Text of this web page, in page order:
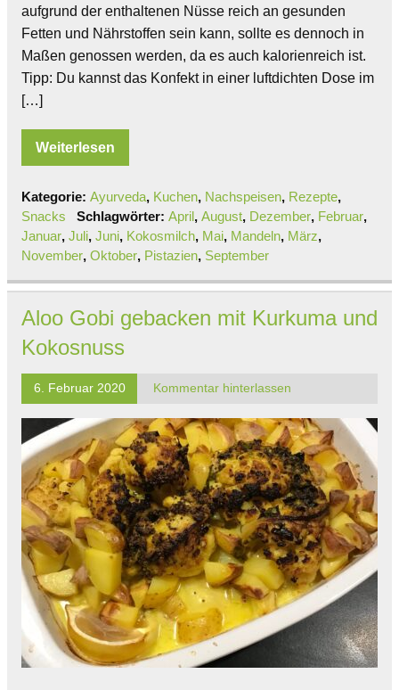
aufgrund der enthaltenen Nüsse reich an gesunden
Fetten und Nährstoffen sein kann, sollte es dennoch in
Maßen genossen werden, da es auch kalorienreich ist.
Tipp: Du kannst das Konfekt in einer luftdichten Dose im
[…]
Weiterlesen
Kategorie: Ayurveda, Kuchen, Nachspeisen, Rezepte,
Snacks
Schlagwörter: April, August, Dezember, Februar,
Januar, Juli, Juni, Kokosmilch, Mai, Mandeln, März,
November, Oktober, Pistazien, September
Aloo Gobi gebacken mit Kurkuma und
Kokosnuss
6. Februar 2020 Kommentar hinterlassen